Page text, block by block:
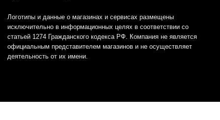
Логотипы и данные о магазинах и сервисах размещены
исключительно в информационных целях в соответствии со
статьей 1274 Гражданского кодекса РФ. Компания не является
официальным представителем магазинов и не осуществляет
деятельность от их имени.